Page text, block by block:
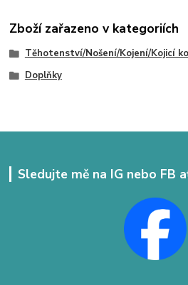
Zboží zařazeno v kategoriích
Těhotenství/Nošení/Kojení/Kojicí
Doplňky
Sledujte mě na IG nebo FB